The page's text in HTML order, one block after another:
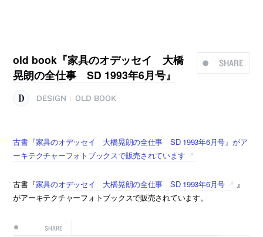
SHARE
old book『家具のオデッセイ 大橋
晃朗の全仕事 SD 1993年6月号』
DESIGN OLD BOOK
古書『家具のオデッセイ 大橋晃朗の全仕事 SD 1993年6月号』がア
ーキテクチャーフォトブックスで販売されています
古書『家具のオデッセイ 大橋晃朗の全仕事 SD 1993年6月号
』
がアーキテクチャーフォトブックスで販売されています。
SHARE